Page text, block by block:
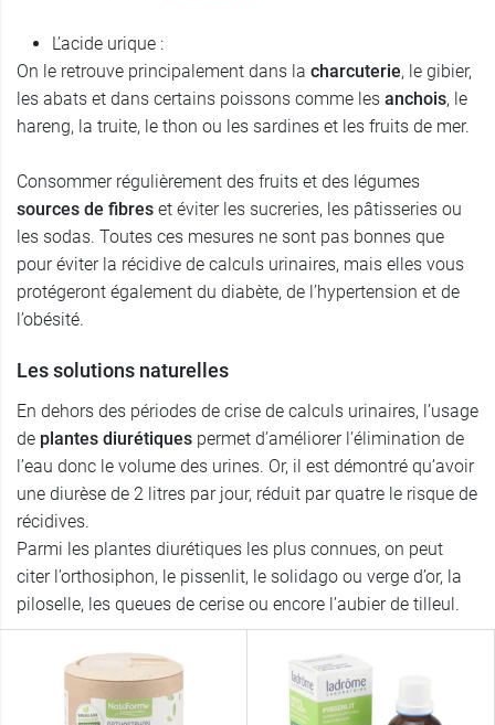
L’acide urique :
On le retrouve principalement dans la charcuterie, le gibier,
les abats et dans certains poissons comme les anchois, le
hareng, la truite, le thon ou les sardines et les fruits de mer.
Consommer régulièrement des fruits et des légumes
sources de fibres et éviter les sucreries, les pâtisseries ou
les sodas. Toutes ces mesures ne sont pas bonnes que
pour éviter la récidive de calculs urinaires, mais elles vous
protégeront également du diabète, de l’hypertension et de
l’obésité.
Les solutions naturelles
En dehors des périodes de crise de calculs urinaires, l’usage
de plantes diurétiques permet d’améliorer l’élimination de
l’eau donc le volume des urines. Or, il est démontré qu’avoir
une diurèse de 2 litres par jour, réduit par quatre le risque de
récidives.
Parmi les plantes diurétiques les plus connues, on peut
citer l’orthosiphon, le pissenlit, le solidago ou verge d’or, la
piloselle, les queues de cerise ou encore l’aubier de tilleul.